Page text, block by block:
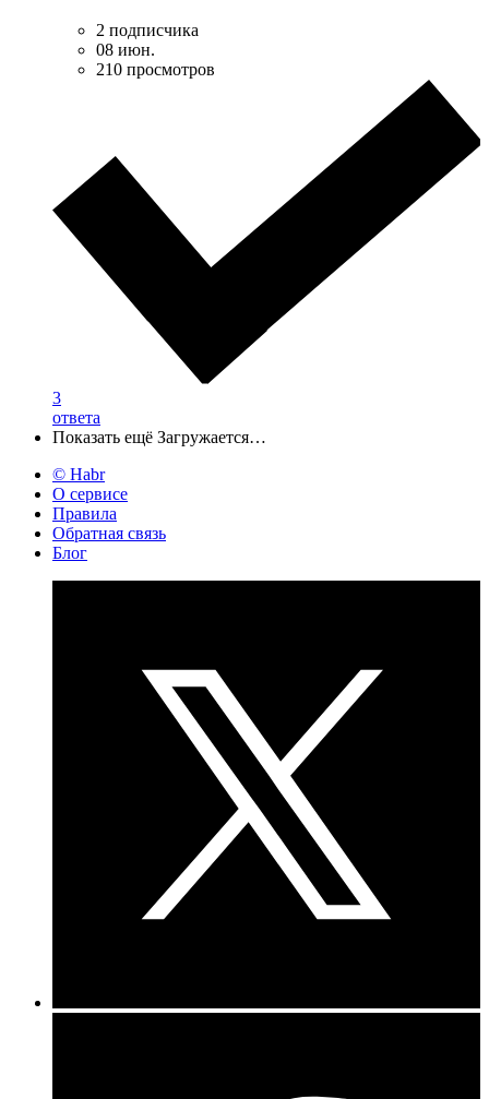
2 подписчика
08 июн.
210 просмотров
3
ответа
Показать ещё Загружается…
© Habr
О сервисе
Правила
Обратная связь
Блог